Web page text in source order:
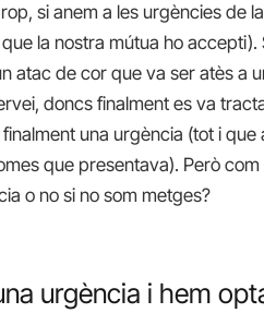
si anem a les urgències de
la nostra mútua ho accepti).
atac de cor que va ser atès a
doncs finalment es va
una urgència (tot i
que presentava). Però
o no si no som metges?
urgència i hem